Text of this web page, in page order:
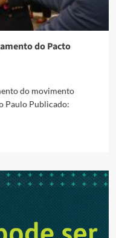
do Pacto
do movimento
Paulo Publicado: